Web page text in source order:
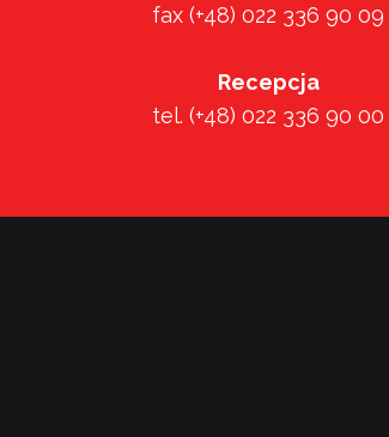
fax (+48) 022 336 90 09
Recepcja
tel. (+48) 022 336 90 00